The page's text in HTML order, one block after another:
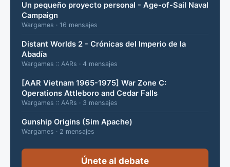
Un pequeño proyecto personal - Age-of-Sail Naval
Campaign
Wargames · 16 mensajes
Distant Worlds 2 - Crónicas del Imperio de la
Abadía
Wargames :: AARs · 4 mensajes
[AAR Vietnam 1965-1975] War Zone C:
Operations Attleboro and Cedar Falls
Wargames :: AARs · 3 mensajes
Gunship Origins (Sim Apache)
Wargames · 2 mensajes
Únete al debate